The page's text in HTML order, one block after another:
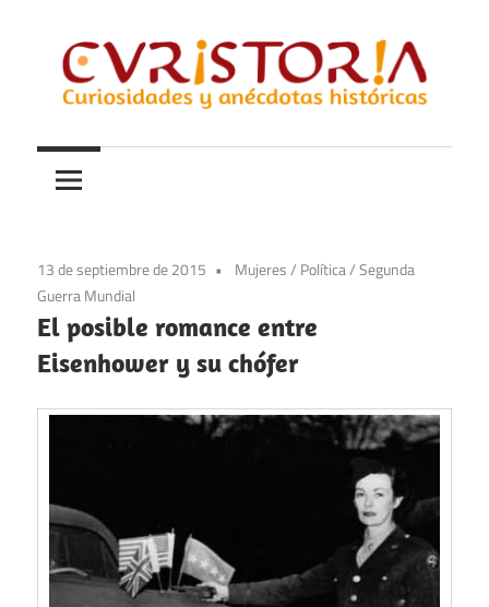
contenido
Curistoria
y
anécdotas
historia
13 de septiembre de 2015 Mujeres/ Política/Segunda
Guerra Mundial
El posible romance entre
Eisenhower y su chófer